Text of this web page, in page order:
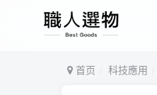
首页 科技應用